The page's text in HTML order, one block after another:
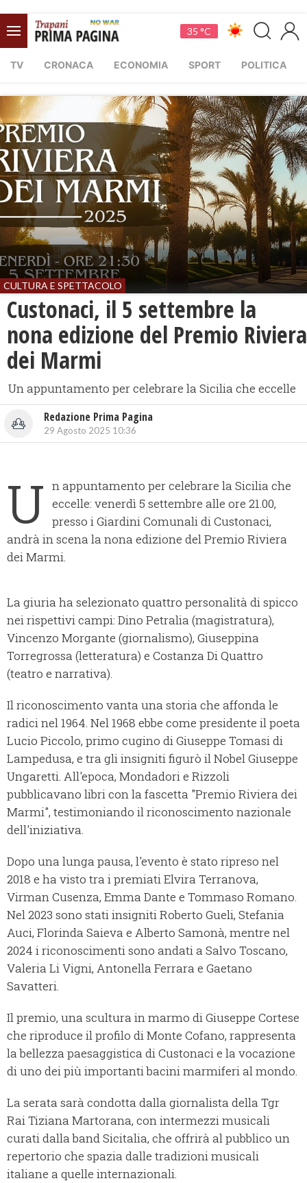
35 °C
TV CRONACA ECONOMIA SPORT POLITICA
CULTURA E SPETTACOLO
Custonaci, il 5 settembre la
nona edizione del Premio Riviera
dei Marmi
Un appuntamento per celebrare la Sicilia che eccelle
Redazione Prima Pagina
29 Agosto 2025 10:36
U n appuntamento per celebrare la Sicilia che
eccelle: venerdì 5 settembre alle ore 21.00,
presso i Giardini Comunali di Custonaci,
andrà in scena la nona edizione del Premio Riviera
dei Marmi.
La giuria ha selezionato quattro personalità di spicco
nei rispettivi campi: Dino Petralia (magistratura),
Vincenzo Morgante (giornalismo), Giuseppina
Torregrossa (letteratura) e Costanza Di Quattro
(teatro e narrativa).
Il riconoscimento vanta una storia che affonda le
radici nel 1964. Nel 1968 ebbe come presidente il poeta
Lucio Piccolo, primo cugino di Giuseppe Tomasi di
Lampedusa, e tra gli insigniti figurò il Nobel Giuseppe
Ungaretti. All'epoca, Mondadori e Rizzoli
pubblicavano libri con la fascetta "Premio Riviera dei
Marmi", testimoniando il riconoscimento nazionale
dell'iniziativa.
Dopo una lunga pausa, l'evento è stato ripreso nel
2018 e ha visto tra i premiati Elvira Terranova,
Virman Cusenza, Emma Dante e Tommaso Romano.
Nel 2023 sono stati insigniti Roberto Gueli, Stefania
Auci, Florinda Saieva e Alberto Samonà, mentre nel
2024 i riconoscimenti sono andati a Salvo Toscano,
Valeria Li Vigni, Antonella Ferrara e Gaetano
Savatteri.
Il premio, una scultura in marmo di Giuseppe Cortese
che riproduce il profilo di Monte Cofano, rappresenta
la bellezza paesaggistica di Custonaci e la vocazione
di uno dei più importanti bacini marmiferi al mondo.
La serata sarà condotta dalla giornalista della Tgr
Rai Tiziana Martorana, con intermezzi musicali
curati dalla band Sicitalia, che offrirà al pubblico un
repertorio che spazia dalle tradizioni musicali
italiane a quelle internazionali.